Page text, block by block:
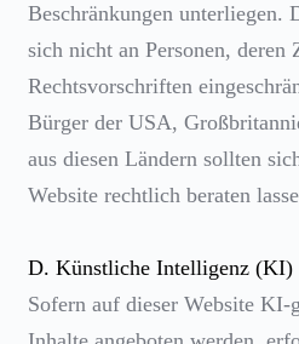
Beschränkungen unterliegen.
sich nicht an Personen, deren
Rechtsvorschriften
Bürger der USA,
aus diesen Ländern sollten
Website rechtlich beraten
D. Künstliche Intelligenz (KI)
Sofern auf dieser Website KI-